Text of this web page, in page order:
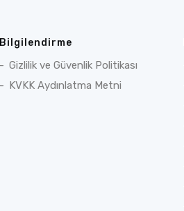
Bilgilendirme
Gizlilik ve Güvenlik Politikası
KVKK Aydınlatma Metni